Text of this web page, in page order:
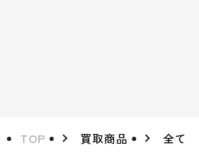
TOP 買取商品 全て